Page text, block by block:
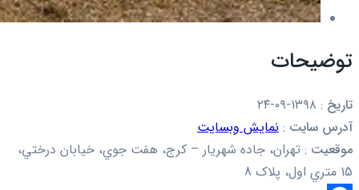
توضیحات
تاریخ :
آدرس سایت : نمایش وبسایت
موقعیت : تهران، جاده شهريار – کرج، هفت جوي، خيابان درختي،
15 متري اول، پلاک 8